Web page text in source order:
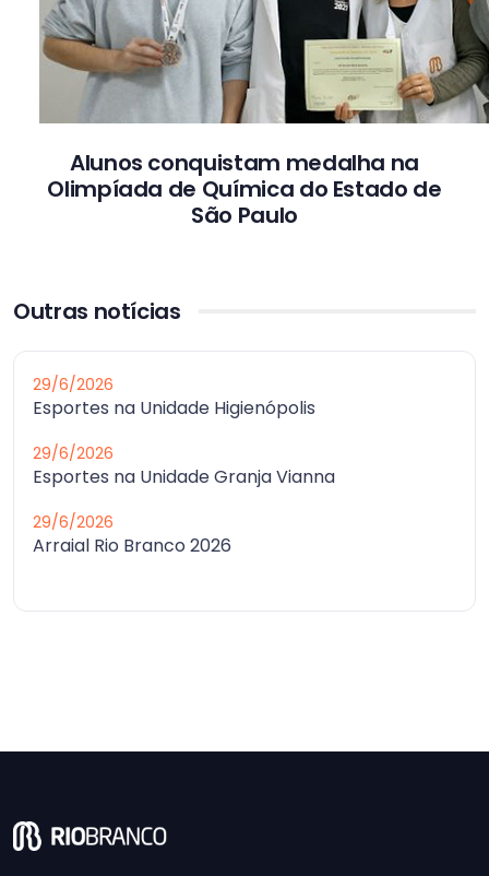
Alunos conquistam medalha na
Olimpíada de Química do Estado de
São Paulo
Outras notícias
29/6/2026
Esportes na Unidade Higienópolis
29/6/2026
Esportes na Unidade Granja Vianna
29/6/2026
Arraial Rio Branco 2026